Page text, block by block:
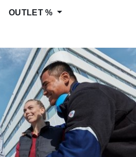
OUTLET %